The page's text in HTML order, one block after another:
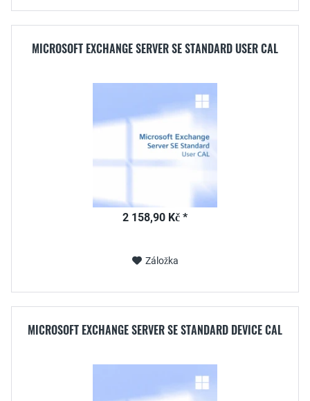
MICROSOFT EXCHANGE SERVER SE STANDARD USER CAL
2 158,90 Kč *
Záložka
MICROSOFT EXCHANGE SERVER SE STANDARD DEVICE CAL